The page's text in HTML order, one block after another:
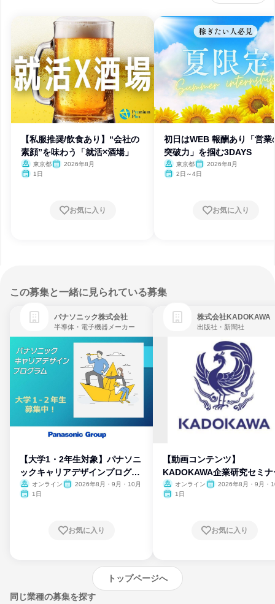
【私服推奨/飲食あり】“会社の
素顔”を味わう「就活×酒場」
東京都
2026年8月
1日
お気に入り
初日はWEB 報酬あり「営業
突破力」を掴む3DAYS
東京都
2026年8月
2日～4日
お気に入り
この募集と一緒に見られている募集
パナソニック株式会社
半導体・電子機器メーカー
【大学1・2年生対象】パナソニ
ックキャリアデザインプログラ
ム
オンライン
2026年8月・9月・10月
1日
お気に入り
株式会社KADOKAWA
出版社・新聞社
【動画コンテンツ】
KADOKAWA企業研究セミナ
オンライン
2026年8月・9月・
1日
お気に入り
トップページへ
同じ業種の募集を探す